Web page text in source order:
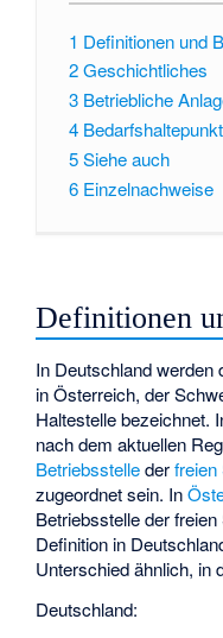
1 Definitionen und
2Geschichtliches
3 Betriebliche
4 Bedarfshaltepunkt
5Siehe auch
6 Einzelnachweise
Definitionen
In Deutschland werden
in Österreich, der
Haltestelle bezeichnet.
nach dem aktuellen
Betriebsstelleder
zugeordnet sein. In
Betriebsstelle der
Definition in
Unterschied ähnlich, in
Deutschland: